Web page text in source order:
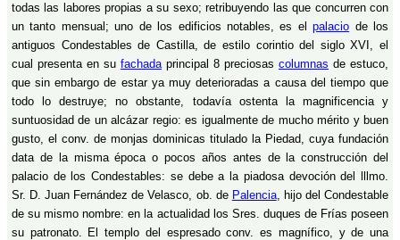
todas las labores propias a su sexo; retribuyendo las que concurren con
un tanto mensual; uno de los edificios notables, es elpalacio de los
antiguos Condestables de Castilla, de estilo corintio del siglo XVI, el
cual presenta en su fachadaprincipal 8 preciosas columnas de estuco,
que sin embargo de estar ya muy deterioradas a causa del tiempo que
todo lo destruye; no obstante, todavía ostenta la magnificencia y
suntuosidad de un alcázar regio: es igualmente de mucho mérito y buen
gusto, el conv. de monjas dominicas titulado la Piedad, cuya fundación
data de la misma época o pocos años antes de la construcción del
palacio de los Condestables: se debe a la piadosa devoción del lllmo.
Sr. D. Juan Fernández de Velasco, ob. de Palencia, hijo del Condestable
de su mismo nombre: en la actualidad los Sres. duques de Frías poseen
su patronato. El templo del espresado conv. es magnífico, y de una